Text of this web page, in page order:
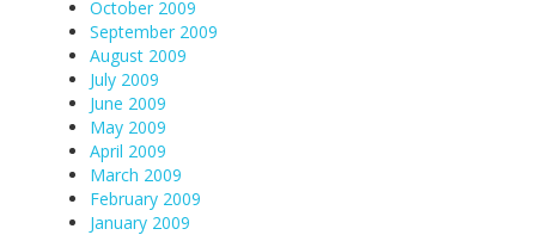
October 2009
September 2009
August 2009
July 2009
June 2009
May 2009
April 2009
March 2009
February 2009
January 2009